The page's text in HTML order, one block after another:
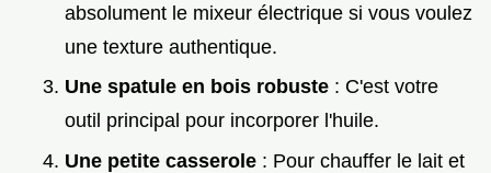
absolument le mixeur électrique si vous voulez
une texture authentique.
Une spatule en bois robuste : C'est votre
outil principal pour incorporer l'huile.
Une petite casserole : Pour chauffer le lait et